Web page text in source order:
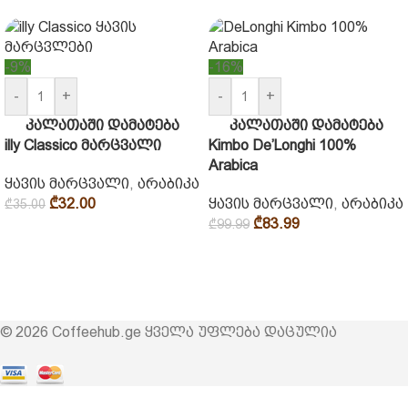
-9%
-
+
კალათაში დამატება
illy Classico მარცვალი
ყავის მარცვალი, არაბიკა
₾35.00 ₾32.00
-16%
-
+
კალათაში დამატება
Kimbo De’Longhi 100%
Arabica
ყავის მარცვალი, არაბიკა
₾99.99 ₾83.99
© 2026 Coffeehub.ge ყველა უფლება დაცულია